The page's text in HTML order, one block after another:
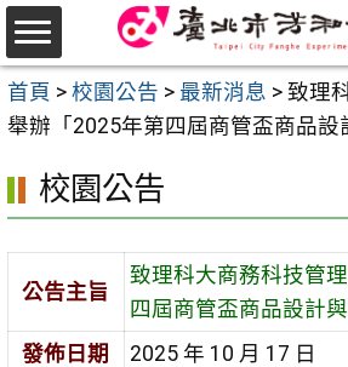
跳
至
主
要
區
首頁 > 校園公告 > 最新消息 > 致理
舉辦「2025年第四屆商管盃商品設
校園公告
公告主旨
致理科大商務科技管
四屆商管盃商品設計與
發佈日期
2025 年 10 月 17 日
選
單